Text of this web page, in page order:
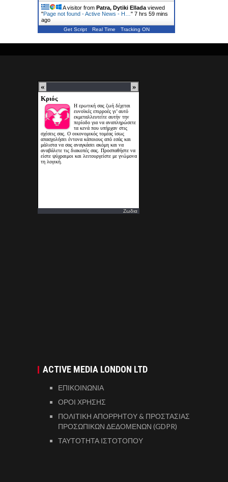
A visitor from Patra, Dytiki Ellada viewed
"Page not found - Active News - Η… " 7 hrs 59 mins
ago
Get Script Real Time Tracking ON
Ζωδια
ACTIVE MEDIA LONDON LTD
ΕΠΙΚΟΙΝΩΝΙΑ
ΟΡΟΙ ΧΡΗΣΗΣ
ΠΟΛΙΤΙΚΗ ΑΠΟΡΡΗΤΟΥ & ΠΡΟΣΤΑΣΙΑΣ
ΠΡΟΣΩΠΙΚΩΝ ΔΕΔΟΜΕΝΩΝ (GDPR)
ΤΑΥΤΟΤΗΤΑ ΙΣΤΟΤΟΠΟΥ